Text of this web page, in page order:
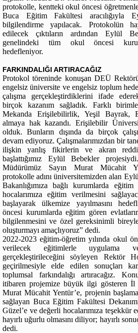
protokolle, kentteki okul öncesi
Buca Eğitim Fakültesi
bilgilendirme yapılacak. Protokolün
edilecek çıktıların ardından Eylül
genelindeki tüm okul öncesi
hedefleniyor.
FARKINDALIĞI ARTIRACAĞIZ
Protokol töreninde konuşan DEÜ
engelsiz üniversite ve engelsiz toplum
çalışma gerçekleştirdiklerini ifade
birçok kazanım sağladık. Farklı
Mekanda Erişilebilirlik, Yeşil Bayrak,
almaya hak kazandı. Erişilebilir
olduk. Bunların dışında da birçok
devam ediyoruz. Çalışmalarımızdan bir
ilişkin yanlış fikirlerin ve akran
başlattığımız Eylül Bebekler
Müdürümüz Sayın Murat Mücahit
protokolle adını üniversitemizden alan
Bakanlığımıza bağlı kurumlarda eğitim
hocalarımıza eğitim verilmesini
başlayarak ülkemize yayılmasını
öncesi kurumlarda eğitim gören
bilgilenmesini ve özel gereksinimli
oluşturmayı amaçlıyoruz” dedi.
2022-2023 eğitim-öğretim yılında okul
verilecek eğitimlerle uygulama
gerçekleştirileceğini söyleyen Rektör
geçirilmesiyle elde edilen sonuçları
toplumsal farkındalığı artıracağız.
itibaren projemize büyük ilgi gösteren
Murat Mücahit Yentür’e, projenin
sağlayan Buca Eğitim Fakültesi
Güzel’e ve değerli hocalarımıza teşekkür
hayırlı uğurlu olmasını diliyor; hayırlı
dedi.